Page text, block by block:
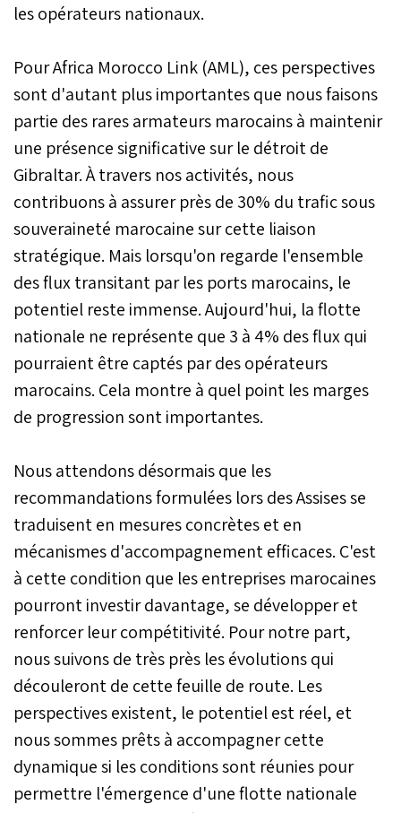
les opérateurs nationaux.
Pour Africa Morocco Link (AML), ces perspectives
sont d'autant plus importantes que nous faisons
partie des rares armateurs marocains à maintenir
une présence significative sur le détroit de
Gibraltar. À travers nos activités, nous
contribuons à assurer près de 30% du trafic sous
souveraineté marocaine sur cette liaison
stratégique. Mais lorsqu'on regarde l'ensemble
des flux transitant par les ports marocains, le
potentiel reste immense. Aujourd'hui, la flotte
nationale ne représente que 3 à 4% des flux qui
pourraient être captés par des opérateurs
marocains. Cela montre à quel point les marges
de progression sont importantes.
Nous attendons désormais que les
recommandations formulées lors des Assises se
traduisent en mesures concrètes et en
mécanismes d'accompagnement efficaces. C'est
à cette condition que les entreprises marocaines
pourront investir davantage, se développer et
renforcer leur compétitivité. Pour notre part,
nous suivons de très près les évolutions qui
découleront de cette feuille de route. Les
perspectives existent, le potentiel est réel, et
nous sommes prêts à accompagner cette
dynamique si les conditions sont réunies pour
permettre l'émergence d'une flotte nationale